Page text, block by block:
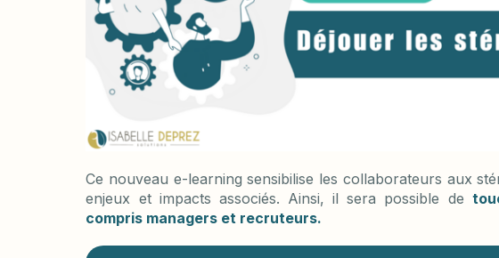
Ce nouveau e-learning sensibilise les collaborateurs aux
enjeux et impacts associés. Ainsi, il sera possible de
compris managers et recruteurs.